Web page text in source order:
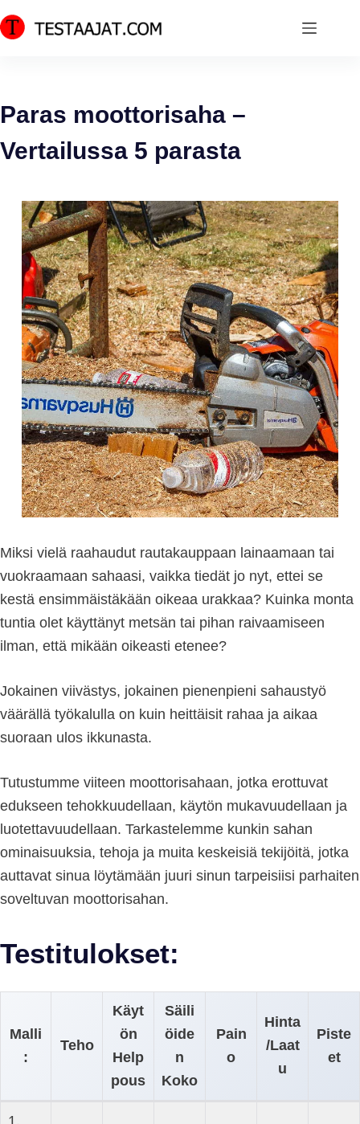
Skip
to
Paras moottorisaha –
Vertailussa 5 parasta
Miksi vielä raahaudut rautakauppaan lainaamaan tai
vuokraamaan sahaasi, vaikka tiedät jo nyt, ettei se
kestä ensimmäistäkään oikeaa urakkaa? Kuinka monta
tuntia olet käyttänyt metsän tai pihan raivaamiseen
ilman, että mikään oikeasti etenee?
Jokainen viivästys, jokainen pienenpieni sahaustyö
väärällä työkalulla on kuin heittäisit rahaa ja aikaa
suoraan ulos ikkunasta.
Tutustumme viiteen moottorisahaan, jotka erottuvat
edukseen tehokkuudellaan, käytön mukavuudellaan ja
luotettavuudellaan. Tarkastelemme kunkin sahan
ominaisuuksia, tehoja ja muita keskeisiä tekijöitä, jotka
auttavat sinua löytämään juuri sinun tarpeisiisi parhaiten
soveltuvan moottorisahan.
Testitulokset:
Malli
:
Teho
Käyt
ön
Help
pous
Säili
öide
n
Koko
Pain
o
Hinta
/Laat
u
Piste
et
1.